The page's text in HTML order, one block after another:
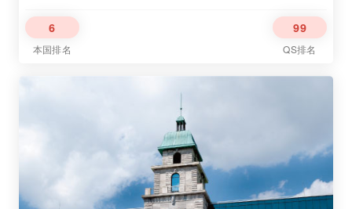
6
本国排名
99
QS排名